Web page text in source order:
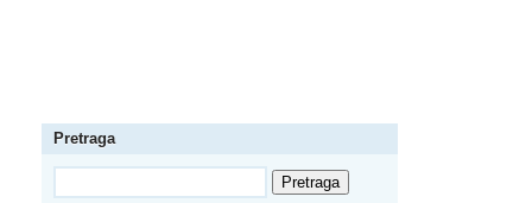
Pretraga